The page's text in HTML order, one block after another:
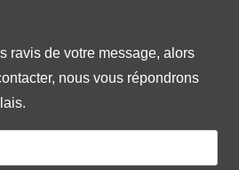
ravis de votre message, alors
nous vous répondrons